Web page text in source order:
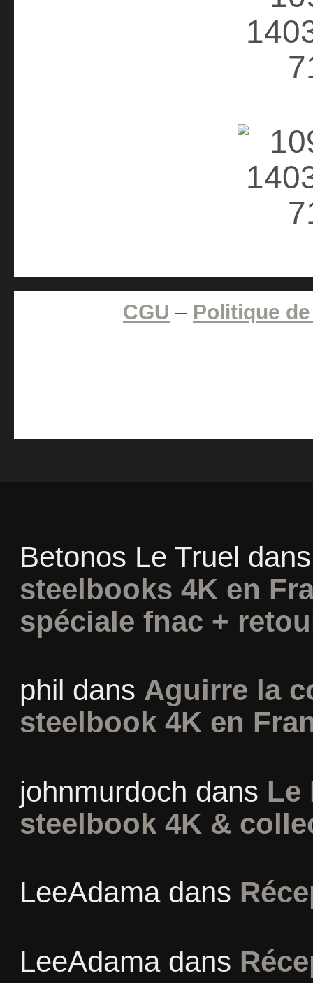
CGU – Politique
Betonos Le Truel
steelbooks 4K en
spéciale fnac +
phil dans Aguirre la
steelbook 4K en
johnmurdoch dans Le
steelbook 4K &
LeeAdamadans
LeeAdamadans